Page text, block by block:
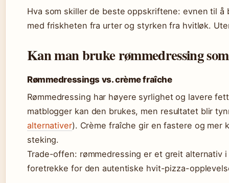
Hva som skiller de beste oppskriftene: evnen til
med friskheten fra urter og styrken fra hvitløk.
Kan man bruke rømmedressing
Rømmedressings vs. crème fraîche
Rømmedressing har høyere syrlighet og lavere
matblogger kan den brukes, men resultatet blir
alternativer). Crème fraîche gir en fastere og mer
steking.
Trade-offen: rømmedressing er et greit alternativ
foretrekke for den autentiske hvit-pizza-